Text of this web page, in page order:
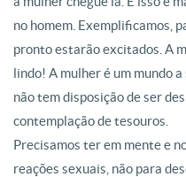
no homem. Exemplificamos,
pronto estarão excitados. A
lindo! A mulher é um mundo
não tem disposição de ser
contemplação de tesouros.
Precisamos ter em mente e
reações sexuais, não para